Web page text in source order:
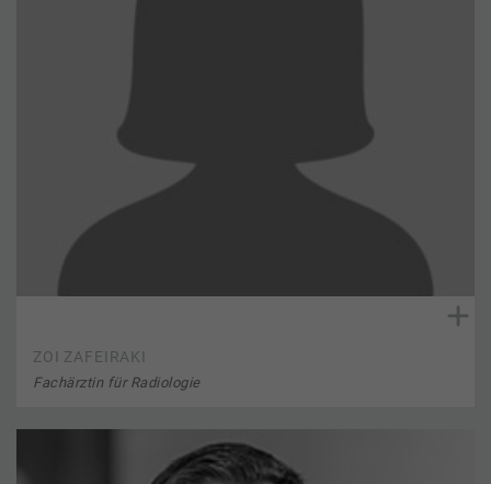
ZOI ZAFEIRAKI
Fachärztin für Radiologie